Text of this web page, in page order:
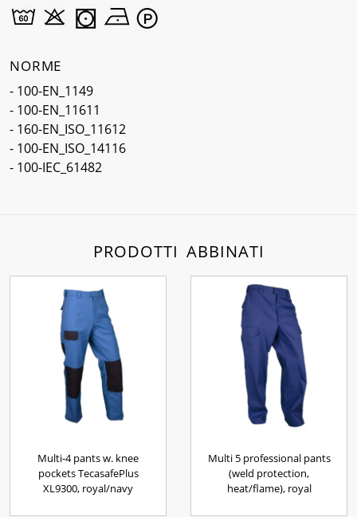
NORME
- 100-EN_1149
- 100-EN_11611
- 160-EN_ISO_11612
- 100-EN_ISO_14116
- 100-IEC_61482
PRODOTTI ABBINATI
Multi-4 pants w. knee
pockets TecasafePlus
XL9300, royal/navy
Multi 5 professional pants
(weld protection,
heat/flame), royal